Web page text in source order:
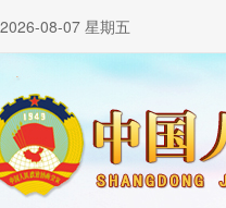
2026-08-07 星期五